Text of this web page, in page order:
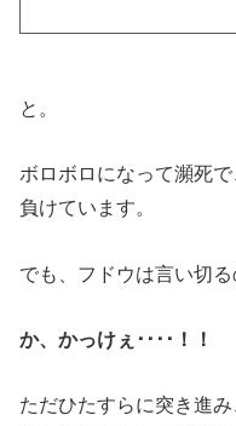
と。
ボロボロになって瀕死
負けています。
でも、フドウは言い切る
か、かっけぇ････！！
ただひたすらに突き進